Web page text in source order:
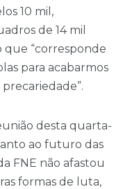
10 mil,
de 14 mil
“corresponde
para acabarmos
desta quarta-
ao futuro das
FNE não afastou
formas de luta,